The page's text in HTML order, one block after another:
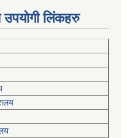
लिंकहरु